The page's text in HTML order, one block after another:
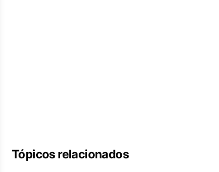
Tópicos relacionados